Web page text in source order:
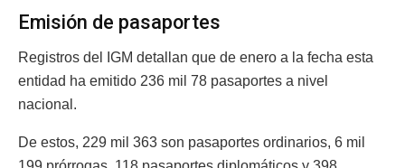
Emisión de pasaportes
Registros del IGM detallan que de enero a la fecha esta
entidad ha emitido 236 mil 78 pasaportes a nivel
nacional.
De estos, 229 mil 363 son pasaportes ordinarios, 6 mil